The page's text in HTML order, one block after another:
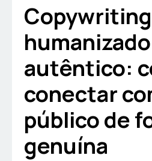
Copywriting
autêntico:
conectar
público de
genuína